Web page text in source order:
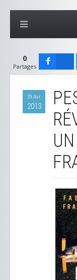
0
Partages
29 Avr
2013